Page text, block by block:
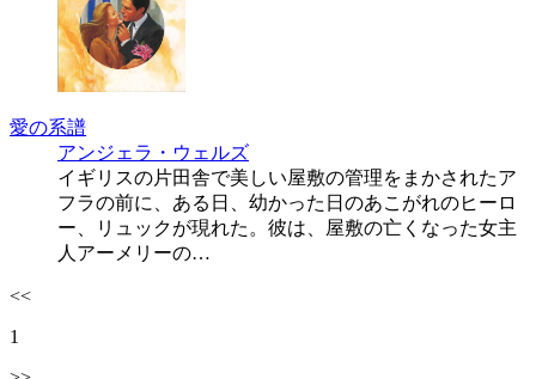
愛の系譜
アンジェラ・ウェルズ
イギリスの片田舎で美しい屋敷の管理をまかされたア
フラの前に、ある日、幼かった日のあこがれのヒーロ
ー、リュックが現れた。彼は、屋敷の亡くなった女主
人アーメリーの…
<<
1